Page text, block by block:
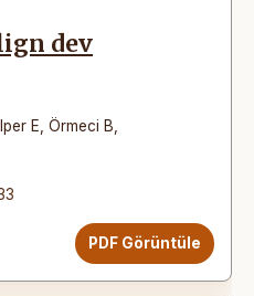
dev
E Örmeci B
PDF Görüntüle